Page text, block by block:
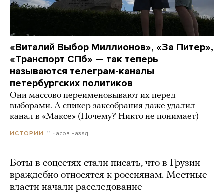
«Виталий Выбор Миллионов», «За Питер»,
«Транспорт СПб» — так теперь
называются телеграм-каналы
петербургских политиков
Они массово переименовывают их перед
выборами. А спикер заксобрания даже удалил
канал в «Максе» (Почему? Никто не понимает)
ИСТОРИИ 11 часов назад
Боты в соцсетях стали писать, что в Грузии
враждебно относятся к россиянам. Местные
власти начали расследование